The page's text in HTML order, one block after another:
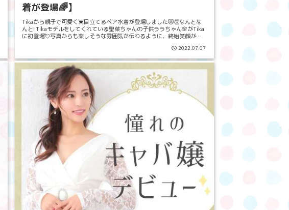
着が登場🌈】
Tikaから親子で可愛く💓目立てるペア水着が登場しました😻👏なんとな
んと!!Tikaモデルをしてくれている聖菜ちゃんの子供ララちゃん🌸がTika
に初登場💘写真からも楽しそうな雰囲気が伝わるように、終始笑顔が耐
2022.07.07